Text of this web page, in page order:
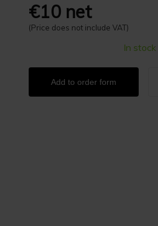
€10 net
(Price does not include VAT)
In stock
Add to order form